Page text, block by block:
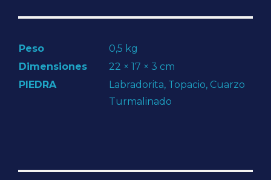
Peso
0,5 kg
Dimensiones
22 × 17 × 3 cm
PIEDRA
Labradorita, Topacio, Cuarzo
Turmalinado